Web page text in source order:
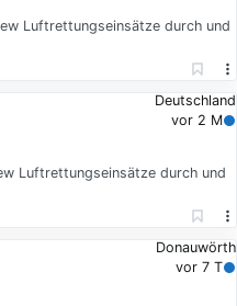
Luftrettungseinsätze durch und
Deutschland
vor 2 M
Luftrettungseinsätze durch und
Donauwörth
vor 7 T